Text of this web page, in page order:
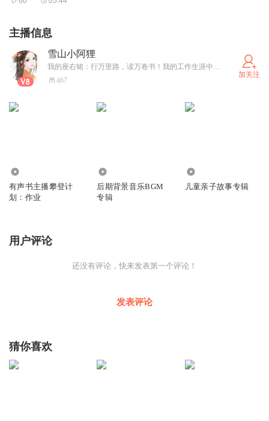
主播信息
雪山小阿狸
我的座右铭：行万里路，读万卷书！我的工作生涯中用前20年去到了全球的七个大洲；准备用后20年在万卷书中徜徉！
467
加关注
有声书主播攀登计
划：作业
后期背景音乐BGM
专辑
儿童亲子故事专辑
用户评论
还没有评论，快来发表第一个评论！
发表评论
猜你喜欢